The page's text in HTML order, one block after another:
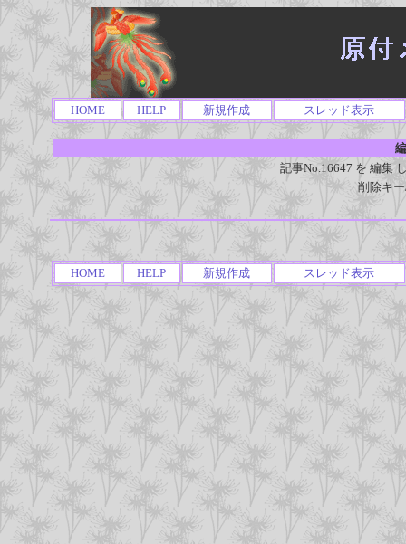
HOME HELP 新規作成 スレッド表示
記事No.16647 を 編集
削除キ
HOME HELP 新規作成 スレッド表示